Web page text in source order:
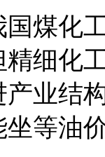
国煤化
精细化
产业结
坐等油